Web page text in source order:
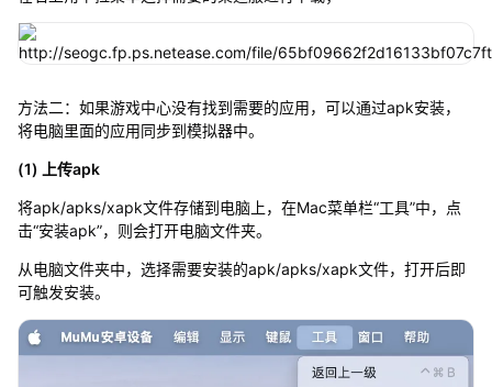
方法二：如果游戏中心没有找到需要的应用，可以通过apk安装，
将电脑里面的应用同步到模拟器中。
(1) 上传apk
将apk/apks/xapk文件存储到电脑上，在Mac菜单栏“工具”中，点
击“安装apk”，则会打开电脑文件夹。
从电脑文件夹中，选择需要安装的apk/apks/xapk文件，打开后即
可触发安装。